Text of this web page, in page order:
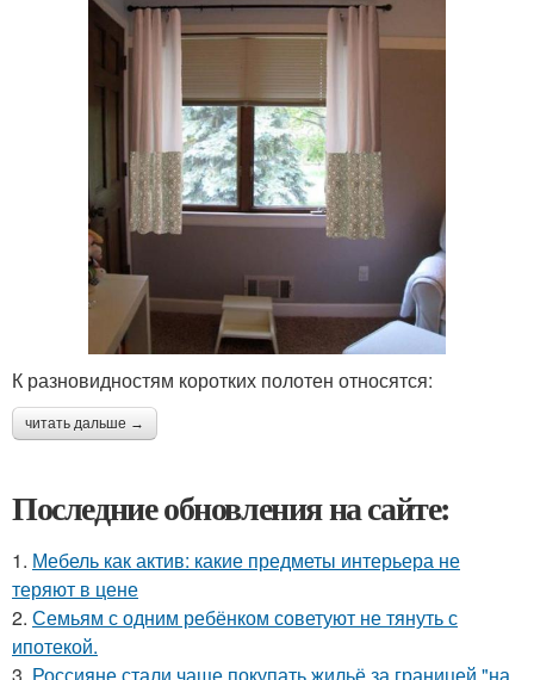
К разновидностям коротких полотен относятся:
читать дальше →
Последние обновления на сайте:
1. Мебель как актив: какие предметы интерьера не
теряют в цене
2. Семьям с одним ребёнком советуют не тянуть с
ипотекой.